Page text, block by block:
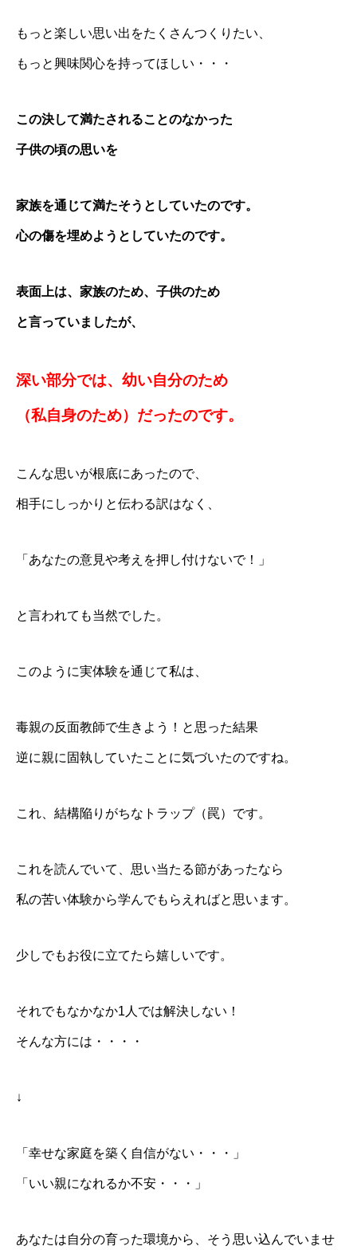
もっと楽しい思い出をたくさんつくりたい、
もっと興味関心を持ってほしい・・・
この決して満たされることのなかった
子供の頃の思いを
家族を通じて満たそうとしていたのです。
心の傷を埋めようとしていたのです。
表面上は、家族のため、子供のため
と言っていましたが、
深い部分では、幼い自分のため
（私自身のため）だったのです。
こんな思いが根底にあったので、
相手にしっかりと伝わる訳はなく、
「あなたの意見や考えを押し付けないで！」
と言われても当然でした。
このように実体験を通じて私は、
毒親の反面教師で生きよう！と思った結果
逆に親に固執していたことに気づいたのですね。
これ、結構陥りがちなトラップ（罠）です。
これを読んでいて、思い当たる節があったなら
私の苦い体験から学んでもらえればと思います。
少しでもお役に立てたら嬉しいです。
それでもなかなか1人では解決しない！
そんな方には・・・・
↓
「幸せな家庭を築く自信がない・・・」
「いい親になれるか不安・・・」
あなたは自分の育った環境から、そう思い込んでいませ